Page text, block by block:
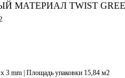
МАТЕРИАЛ TWIST
3 mm | Площадь упаковки 15,84 м2